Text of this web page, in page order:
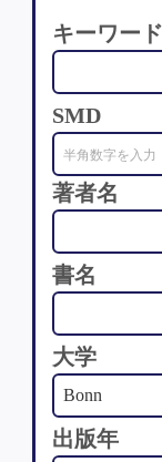
キーワード
SMD
著者名
書名
大学
出版年